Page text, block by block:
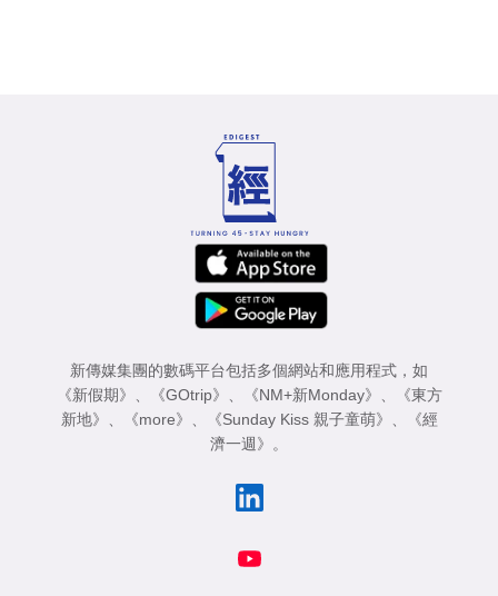
新傳媒集團的數碼平台包括多個網站和應用程式，如
《新假期》 、 《GOtrip》 、 《NM+新Monday》 、
《東方
新地》 、 《more》 、 《Sunday Kiss 親子童萌》 、
《經
濟一週》 。